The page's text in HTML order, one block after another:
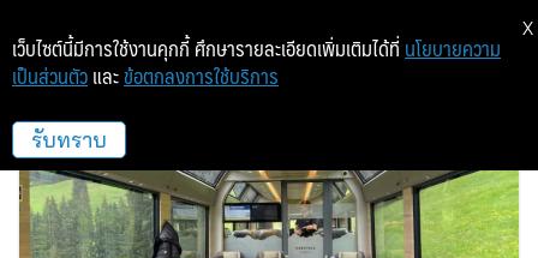
SwissASAP
เว็บไซต์นี้มีการใช้งานคุกกี้ ศึกษารายละเอียดเพิ่มเติมได้ที่ นโยบายความ
เป็นส่วนตัว และ ข้อตกลงการใช้บริการ
รับทราบ
X